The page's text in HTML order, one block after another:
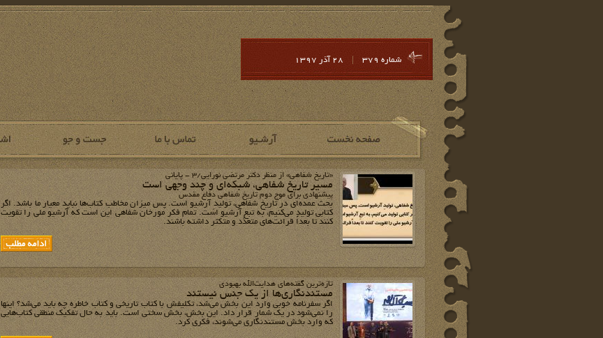
شماره 379
«تاریخ شفاهی» از منظر دکتر مرتضی نورایی/3 - پایانی
مسیر تاریخ شفاهی، شبکه‌ای و چند وجهی است
پیشنهادی برای موج دوم تاریخ شفاهی دفاع مقدس
بحث عمده‌ای در تاریخ شفاهی، تولیدِ آرشیو است. پس میزان مخاطب کتاب‌ها نباید معیار ما باشد. اگر
کتابی تولید می‌کنیم، به تبعِ آرشیو است. تمام فکر مورّخان شفاهی این است که آرشیو ملی را تقویت
کنند تا بعداً قرائت‌های متعدد و متکثر داشته باشند.
تازه‌ترین گفته‌های هدایت‌الله بهبودی
مستندنگاری‌ها از یک جنس نیستند
اگر سفرنامه خوبی وارد این بخش می‌شد، تکلیفش با کتاب تاریخی و کتاب خاطره چه باید می‌شد؟ اینها
را نمی‌شود در یک شمار قرار داد. این بخش، بخش سختی است. باید به حال تفکیک منطقی کتاب‌هایی
که وارد بخش مستندنگاری می‌شوند، فکری کرد.